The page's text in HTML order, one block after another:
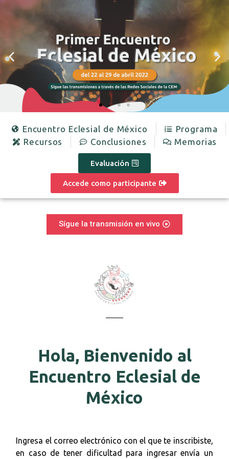
Encuentro Eclesial de México
Programa
Recursos
Conclusiones Memorias
Evaluación
Accede como participante
Sígue la transmisión en vivo
Hola, Bienvenido al
Encuentro Eclesial de
México
Ingresa el correo electrónico con el que te inscribiste,
en caso de tener dificultad para ingresar envía un